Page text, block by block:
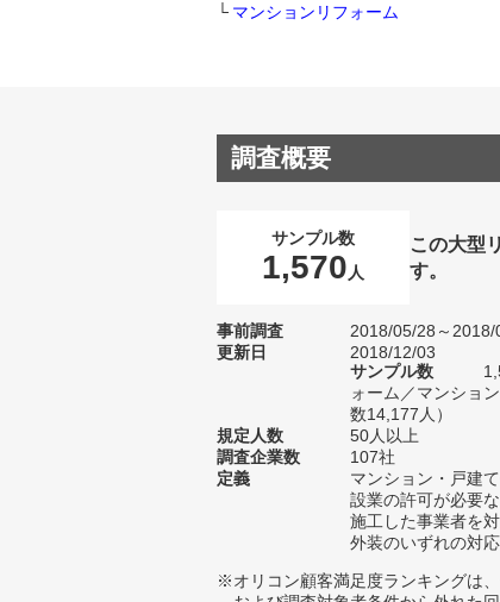
マンションリフォーム
調査概要
サンプル数
1,570 人
この大型
す。
事前調査
2018/05/28～2018/
更新日
2018/12/03
サンプル数
ォーム／マンショ
数14,177人）
規定人数
50人以上
調査企業数
107社
定義
マンション・戸建
設業の許可が必要
施工した事業者を
外装のいずれの対
※オリコン顧客満足度ランキングは